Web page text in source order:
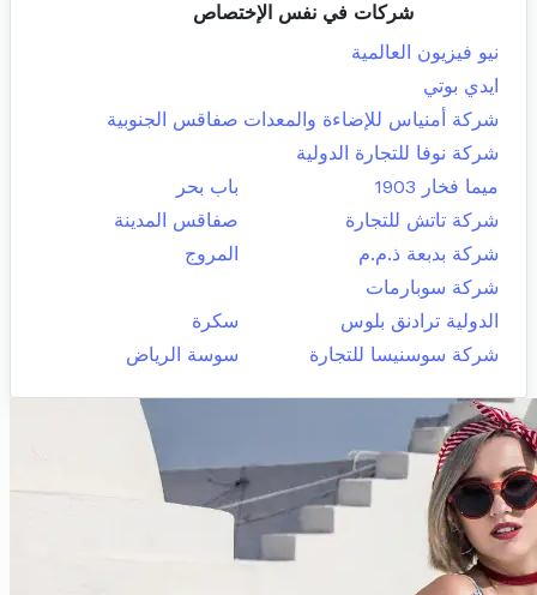
شركات في نفس الإختصاص
نيو فيزيون العالمية
ايدي بوتي
شركة أمنياس للإضاءة والمعدات صفاقس الجنوبية
شركة نوفا للتجارة الدولية
ميما فخار 1903
باب بحر
شركة تاتش للتجارة
صفاقس المدينة
شركة بدبعة ذ.م.م
المروج
شركة سوبارمات
الدولية ترادنق بلوس
سكرة
شركة سوسنيسا للتجارة
سوسة الرياض